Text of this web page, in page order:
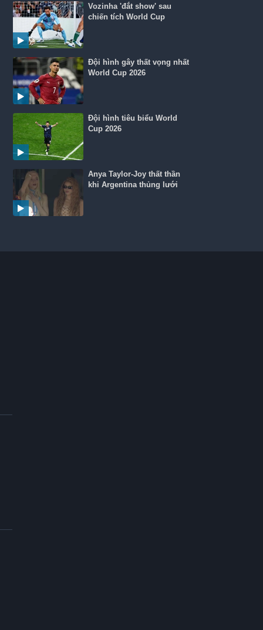
Vozinha 'đắt show' sau
chiến tích World Cup
Đội hình gây thất vọng nhất
World Cup 2026
Đội hình tiêu biểu World
Cup 2026
Anya Taylor-Joy thất thần
khi Argentina thủng lưới